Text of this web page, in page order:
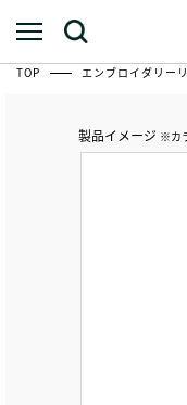
TOP エンブロイダリー
製品イメージ ※カ